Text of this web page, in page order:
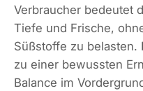
Verbraucher bedeutet
Tiefe und Frische,
Süßstoffe zu belasten.
zu einer bewussten
Balance im